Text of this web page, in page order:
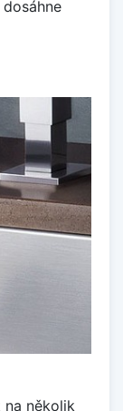
na několik